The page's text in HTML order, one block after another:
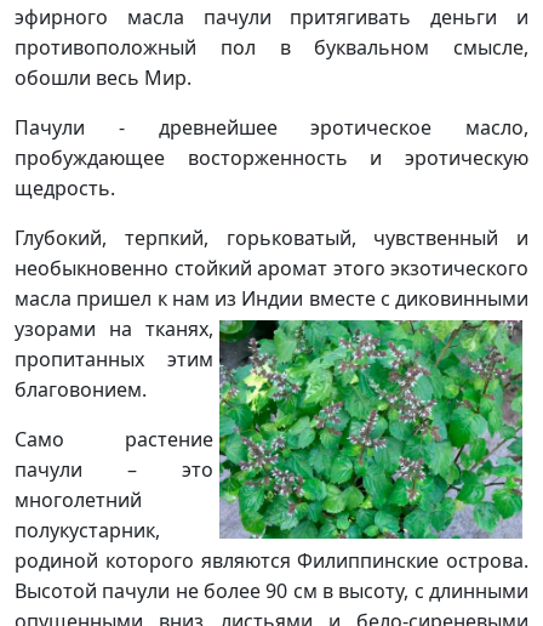
эфирного масла пачули притягиватьденьги и
противоположный пол в буквальном смысле,
обошли весь Мир.
Пачули - древнейшее эротическое масло,
пробуждающее восторженность и эротическую
щедрость.
Глубокий, терпкий, горьковатый, чувственный и
необыкновенно стойкий аромат этого экзотического
масла пришел к нам из Индии вместе с диковинными
узорами на тканях,
пропитанных этим
благовонием.
Само растение
пачули – это
многолетний
полукустарник,
родиной которого являются Филиппинские острова.
Высотой пачули не более 90 см в высоту, с длинными